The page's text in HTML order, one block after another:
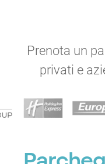
Prenota un
privati e